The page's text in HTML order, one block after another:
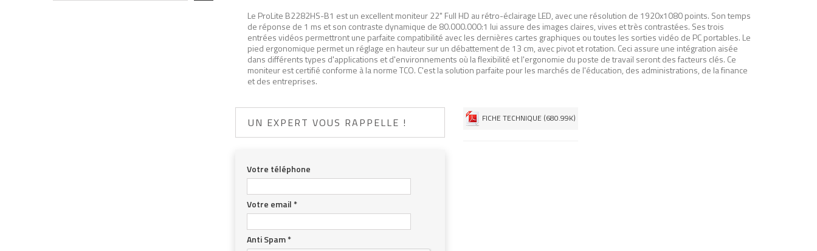
Le ProLite B2282HS-B1 est un excellent moniteur 22" Full HD au rétro-éclairage LED, avec une résolution de 1920x1080 points. Son temps
de réponse de 1 ms et son contraste dynamique de 80.000.000:1 lui assure des images claires, vives et très contrastées. Ses trois
entrées vidéos permettront une parfaite compatibilité avec les dernières cartes graphiques ou toutes les sorties vidéo de PC portables. Le
pied ergonomique permet un réglage en hauteur sur un débattement de 13 cm, avec pivot et rotation. Ceci assure une intégration aisée
dans différents types d'applications et d'environnements où la flexibilité et l'ergonomie du poste de travail seront des facteurs clés. Ce
moniteur est certifié conforme à la norme TCO. C'est la solution parfaite pour les marchés de l'éducation, des administrations, de la finance
et des entreprises.
UN EXPERT VOUS RAPPELLE !
Votre téléphone
Votre email *
Anti Spam*
FICHE TECHNIQUE (680.99K)